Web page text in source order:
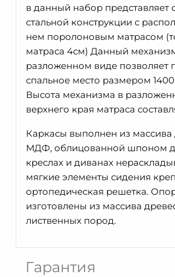
в данный набор представляет
стальной конструкции с
нем поролоновым матрасом
матраса 4см) Данный
разложенном виде позволяет
спальное место размером
Высота механизма в
верхнего края матраса
Каркасы выполнен из массива
МДФ, облицованной шпоном
креслах и диванах
мягкие элементы сидения
ортопедическая решетка.
изготовлены из массива
лиственных пород.
Гарантия